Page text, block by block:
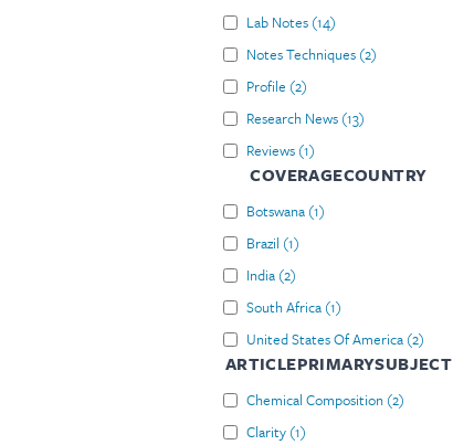
Lab Notes (14)
Notes Techniques (2)
Profile (2)
Research News (13)
Reviews (1)
COVERAGECOUNTRY
Botswana (1)
Brazil (1)
India (2)
South Africa (1)
United States Of America (2)
ARTICLEPRIMARYSUBJECT
Chemical Composition (2)
Clarity (1)